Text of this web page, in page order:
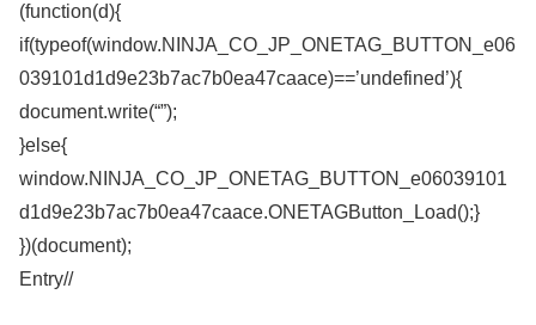
(function(d){
if(typeof(window.NINJA_CO_JP_ONETAG_BUTTON_e06
039101d1d9e23b7ac7b0ea47caace)==’undefined’){
document.write(“”);
}else{
window.NINJA_CO_JP_ONETAG_BUTTON_e06039101
d1d9e23b7ac7b0ea47caace.ONETAGButton_Load();}
})(document);
Entry//